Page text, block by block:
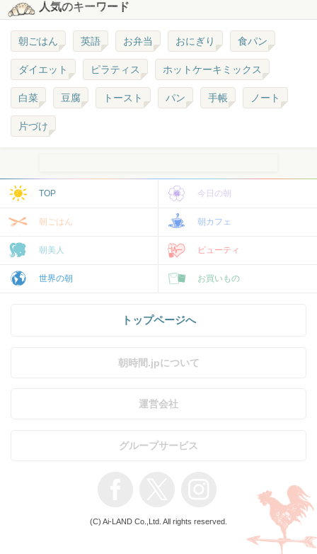
人気のキーワード
朝ごはん 英語 お弁当 おにぎり 食パン
ダイエット ピラティス ホットケーキミックス
白菜 豆腐 トースト パン 手帳 ノート
片づけ
TOP 今日の朝
朝ごはん 朝カフェ
朝美人 ビューティ
世界の朝 お買いもの
トップページへ
朝時間.jpについて
運営会社
グループサービス
(C) Ai-LAND Co.,Ltd. All rights reserved.